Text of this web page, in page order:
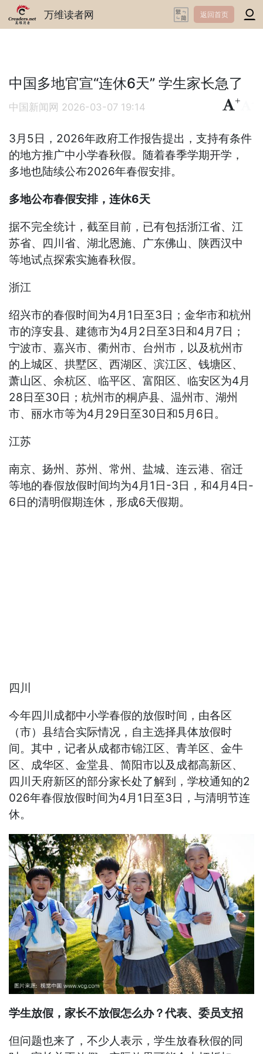
万维读者网 返回首页
中国多地官宣“连休6天” 学生家长急了
中国新闻网 2026-03-07 19:14
+
3月5日，2026年政府工作报告提出，支持有条件
的地方推广中小学春秋假。随着春季学期开学，
多地也陆续公布2026年春假安排。
多地公布春假安排，连休6天
据不完全统计，截至目前，已有包括浙江省、江
苏省、四川省、湖北恩施、广东佛山、陕西汉中
等地试点探索实施春秋假。
浙江
绍兴市的春假时间为4月1日至3日；金华市和杭州
市的淳安县、建德市为4月2日至3日和4月7日；
宁波市、嘉兴市、衢州市、台州市，以及杭州市
的上城区、拱墅区、西湖区、滨江区、钱塘区、
萧山区、余杭区、临平区、富阳区、临安区为4月
28日至30日；杭州市的桐庐县、温州市、湖州
市、丽水市等为4月29日至30日和5月6日。
江苏
南京、扬州、苏州、常州、盐城、连云港、宿迁
等地的春假放假时间均为4月1日-3日，和4月4日-
6日的清明假期连休，形成6天假期。
四川
今年四川成都中小学春假的放假时间，由各区
（市）县结合实际情况，自主选择具体放假时
间。其中，记者从成都市锦江区、青羊区、金牛
区、成华区、金堂县、简阳市以及成都高新区、
四川天府新区的部分家长处了解到，学校通知的2
026年春假放假时间为4月1日至3日，与清明节连
休。
学生放假，家长不放假怎么办？代表、委员支招
但问题也来了，不少人表示，学生放春秋假的同